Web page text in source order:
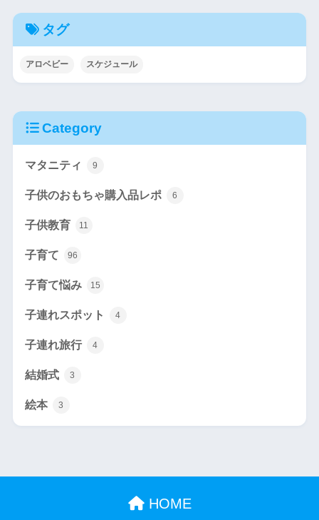
タグ
アロベビー スケジュール
Category
マタニティ 9
子供のおもちゃ購入品レポ 6
子供教育 11
子育て 96
子育て悩み 15
子連れスポット 4
子連れ旅行 4
結婚式 3
絵本 3
HOME